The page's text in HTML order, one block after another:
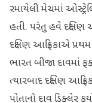
રમાયેલી મેચમાં
હતી. પરંતુ હવે દક્ષિણ
દક્ષિણ આફ્રિકાએ
ભારત બીજા
ત્યારબાદ દક્ષિણ
પોતાનો દાવ ડિક્લેર